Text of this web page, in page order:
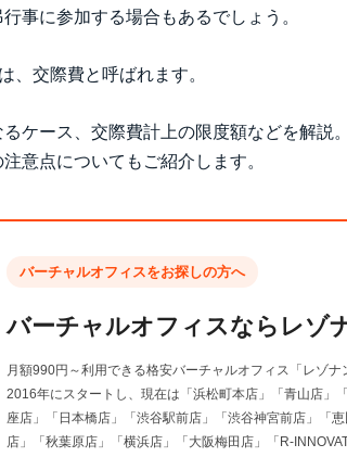
事に参加する場合もあるでしょう。
、交際費と呼ばれます。
ケース、交際費計上の限度額などを解説
意点についてもご紹介します。
バーチャルオフィスをお探しの方へ
バーチャルオフィスなら レゾ
月額990円～利用できる格安バーチャルオフィス「レゾナ
2016年にスタートし、現在は「浜松町本店」「青山店」
座店」「日本橋店」「渋谷駅前店」「渋谷神宮前店」「
店」「秋葉原店」「横浜店」「大阪梅田店」「R-